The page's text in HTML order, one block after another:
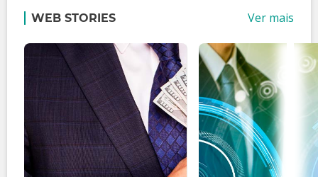
WEB STORIES Ver mais